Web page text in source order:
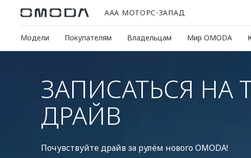
ААА МОТОРС-ЗАПАД
Модели Покупателям Владельцам Мир OMODA
ЗАПИСАТЬСЯ НА
ДРАЙВ
Почувствуйте драйв за рулём нового OMODA!